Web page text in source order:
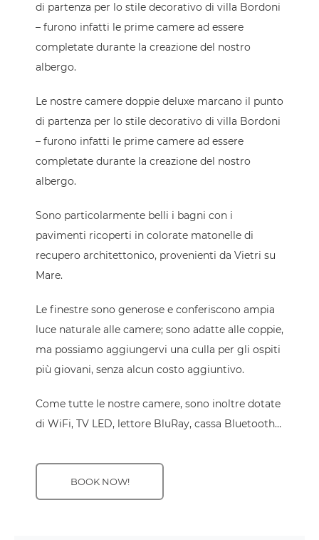
di partenza per lo stile decorativo di villa Bordoni
– furono infatti le prime camere ad essere
completate durante la creazione del nostro
albergo.
Le nostre camere doppie deluxe marcano il punto
di partenza per lo stile decorativo di villa Bordoni
– furono infatti le prime camere ad essere
completate durante la creazione del nostro
albergo.
Sono particolarmente belli i bagni con i
pavimenti ricoperti in colorate matonelle di
recupero architettonico, provenienti da Vietri su
Mare.
Le finestre sono generose e conferiscono ampia
luce naturale alle camere; sono adatte alle coppie,
ma possiamo aggiungervi una culla per gli ospiti
più giovani, senza alcun costo aggiuntivo.
Come tutte le nostre camere, sono inoltre dotate
di WiFi, TV LED, lettore BluRay, cassa Bluetooth…
BOOK NOW!